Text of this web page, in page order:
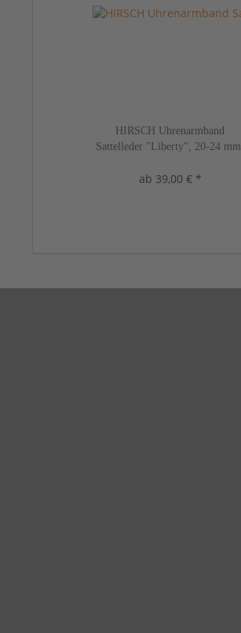
HIRSCH Uhrenarmband
Sattelleder "Liberty", 20-24 mm,
ab 39,00 € *